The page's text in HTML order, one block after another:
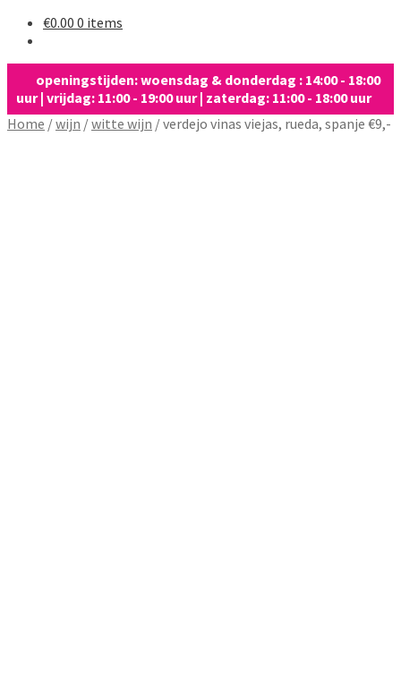
€0.00 0 items
openingstijden: woensdag & donderdag : 14:00 - 18:00
uur | vrijdag: 11:00 - 19:00 uur | zaterdag: 11:00 - 18:00 uur
Home /wijn /witte wijn /verdejo vinas viejas, rueda, spanje €9,-